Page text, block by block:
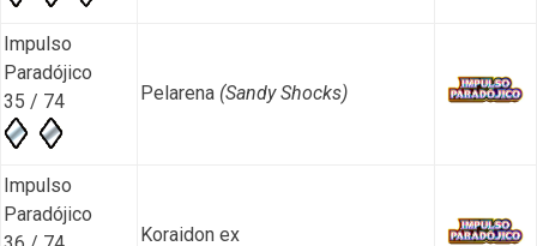
Impulso
Paradójico
35 / 74
Pelarena (Sandy Shocks)
Impulso
Paradójico
Koraidon ex